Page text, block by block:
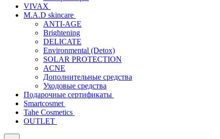
VIVAX
M.A.D skincare
ANTI-AGE
Brightening
DELICATE
Environmental (Detox)
SOLAR PROTECTION
АCNE
Дополнительные средства
Уходовые средства
Подарочные сертификаты
Smartcosmet
Tahe Cosmetics
OUTLET